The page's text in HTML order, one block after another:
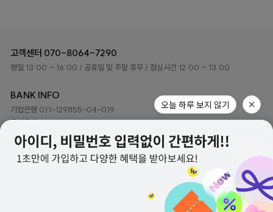
고객센터 070-8064-7290
평일 13:00 ~ 16:00 / 공휴일 및 주말 휴무 / 점심시간 12:00 ~ 13:00
BANK INFO
기업은행 011-129855-04-019
국민은행 048401-04-216079
예금주 ㈜하이로이 디자인
(주)하이로이디자인 사업자정보
고객센터